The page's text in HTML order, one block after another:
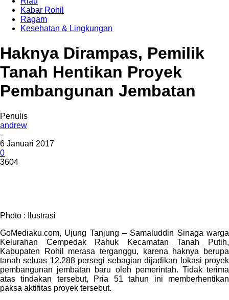
Kabar Rohil
Ragam
Kesehatan & Lingkungan
Haknya Dirampas, Pemilik
Tanah Hentikan Proyek
Pembangunan Jembatan
Penulis
andrew
-
6 Januari 2017
0
3604
Photo : Ilustrasi
GoMediaku.com, Ujung Tanjung – Samaluddin Sinaga warga
Kelurahan Cempedak Rahuk Kecamatan Tanah Putih,
Kabupaten Rohil merasa terganggu, karena haknya berupa
tanah seluas 12.288 persegi sebagian dijadikan lokasi proyek
pembangunan jembatan baru oleh pemerintah. Tidak terima
atas tindakan tersebut, Pria 51 tahun ini memberhentikan
paksa aktifitas proyek tersebut.